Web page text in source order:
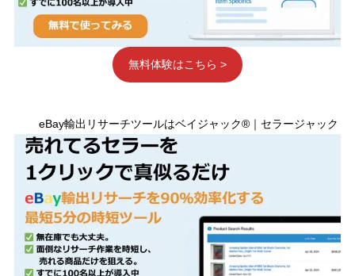
無料体験はこちら >
eBay輸出リサーチツールはベイジャック®｜セラージャック